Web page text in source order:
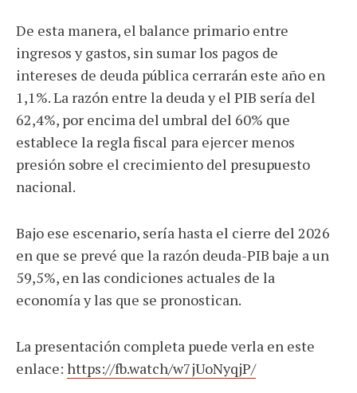
De esta manera, el balance primario entre
ingresos y gastos, sin sumar los pagos de
intereses de deuda pública cerrarán este año en
1,1%. La razón entre la deuda y el PIB sería del
62,4%, por encima del umbral del 60% que
establece la regla fiscal para ejercer menos
presión sobre el crecimiento del presupuesto
nacional.
Bajo ese escenario, sería hasta el cierre del 2026
en que se prevé que la razón deuda-PIB baje a un
59,5%, en las condiciones actuales de la
economía y las que se pronostican.
La presentación completa puede verla en este
enlace: https://fb.watch/w7jUoNyqjP/